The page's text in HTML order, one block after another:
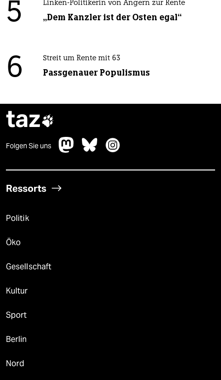
5 Linken-Politikerin von Angern zur Rente
„Dem Kanzler ist der Osten egal“
6 Streit um Rente mit 63
Passgenauer Populismus
taz
Folgen Sie uns
Ressorts
Politik
Öko
Gesellschaft
Kultur
Sport
Berlin
Nord